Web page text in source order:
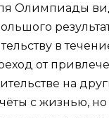
Олимпиады
в
от
на
с жизнью,